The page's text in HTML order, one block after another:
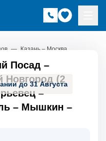
— Казань – Москва
до 31 Августа
Посад –
Новгород (2
–
– Мышкин –